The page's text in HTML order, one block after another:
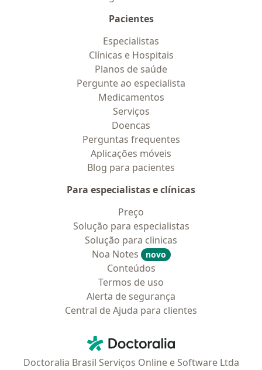
Pacientes
Especialistas
Clínicas e Hospitais
Planos de saúde
Pergunte ao especialista
Medicamentos
Serviços
Doencas
Perguntas frequentes
Aplicações móveis
Blog para pacientes
Para especialistas e clínicas
Preço
Solução para especialistas
Solução para clinicas
Noa Notes
novo
Conteúdos
Termos de uso
Alerta de segurança
Central de Ajuda para clientes
Doctoralia - Homepage
Doctoralia Brasil Serviços Online e Software Ltda